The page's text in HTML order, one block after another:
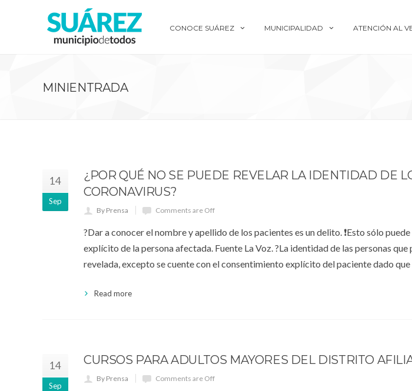
CONOCE SUÁREZ MUNICIPALIDAD ATENCIÓN AL
MINIENTRADA
14
Sep
¿POR QUÉ NO SE PUEDE REVELAR LA IDENTIDAD DE
CORONAVIRUS?
By Prensa Comments are Off
?Dar a conocer el nombre y apellido de los pacientes es un delito. ❗Esto sólo
explícito de la persona afectada. Fuente La Voz. ?La identidad de las personas
revelada, excepto se cuente con el consentimiento explícito del paciente dado
Read more
14
Sep
CURSOS PARA ADULTOS MAYORES DEL DISTRITO
By Prensa Comments are Off